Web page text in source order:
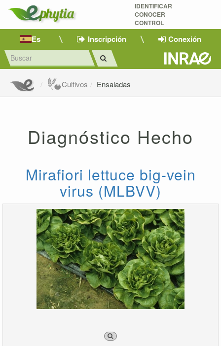
IDENTIFICAR
CONOCER
CONTROL
Es Inscripción Conexión
Cultivos Ensaladas
Diagnóstico Hecho
Mirafiori lettuce big-vein
virus (MLBVV)